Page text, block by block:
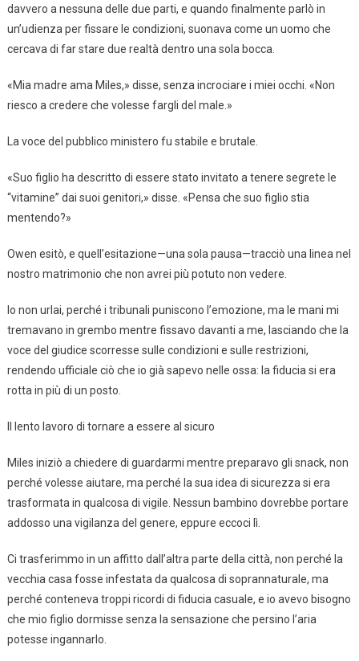
davvero a nessuna delle due parti, e quando finalmente parlò in
un’udienza per fissare le condizioni, suonava come un uomo che
cercava di far stare due realtà dentro una sola bocca.
«Mia madre ama Miles,» disse, senza incrociare i miei occhi. «Non
riesco a credere che volesse fargli del male.»
La voce del pubblico ministero fu stabile e brutale.
«Suo figlio ha descritto di essere stato invitato a tenere segrete le
“vitamine” dai suoi genitori,» disse. «Pensa che suo figlio stia
mentendo?»
Owen esitò, e quell’esitazione—una sola pausa—tracciò una linea nel
nostro matrimonio che non avrei più potuto non vedere.
Io non urlai, perché i tribunali puniscono l’emozione, ma le mani mi
tremavano in grembo mentre fissavo davanti a me, lasciando che la
voce del giudice scorresse sulle condizioni e sulle restrizioni,
rendendo ufficiale ciò che io già sapevo nelle ossa: la fiducia si era
rotta in più di un posto.
Il lento lavoro di tornare a essere al sicuro
Miles iniziò a chiedere di guardarmi mentre preparavo gli snack, non
perché volesse aiutare, ma perché la sua idea di sicurezza si era
trasformata in qualcosa di vigile. Nessun bambino dovrebbe portare
addosso una vigilanza del genere, eppure eccoci lì.
Ci trasferimmo in un affitto dall’altra parte della città, non perché la
vecchia casa fosse infestata da qualcosa di soprannaturale, ma
perché conteneva troppi ricordi di fiducia casuale, e io avevo bisogno
che mio figlio dormisse senza la sensazione che persino l’aria
potesse ingannarlo.